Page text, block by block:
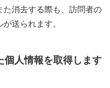
た消去する際も、訪問者の
送られます。
個人情報を取得します